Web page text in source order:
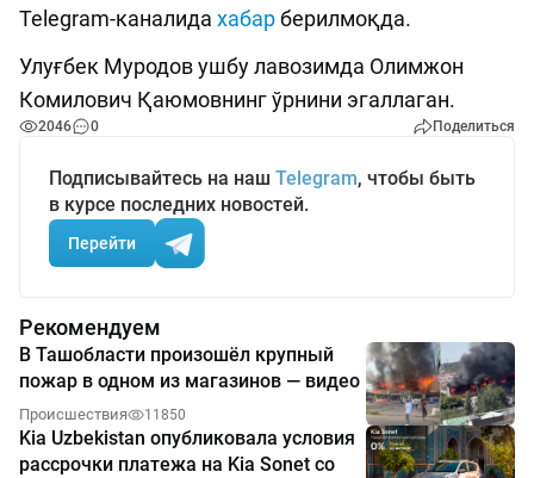
Telegram-каналида хабарберилмоқда.
Улуғбек Муродов ушбу лавозимда Олимжон
Комилович Қаюмовнинг ўрнини эгаллаган.
2046 0 Поделиться
Подписывайтесь на наш Telegram, чтобы быть
в курсе последних новостей.
Перейти
Рекомендуем
В Ташобласти произошёл крупный
пожар в одном из магазинов — видео
Происшествия 11850
Kia Uzbekistan опубликовала условия
рассрочки платежа на Kia Sonet со